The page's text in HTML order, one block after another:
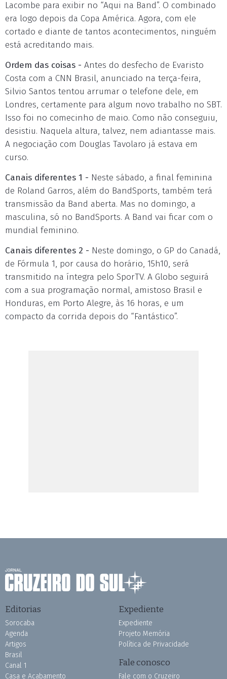
Lacombe para exibir no “Aqui na Band”. O combinado
era logo depois da Copa América. Agora, com ele
cortado e diante de tantos acontecimentos, ninguém
está acreditando mais.
Ordem das coisas - Antes do desfecho de Evaristo
Costa com a CNN Brasil, anunciado na terça-feira,
Silvio Santos tentou arrumar o telefone dele, em
Londres, certamente para algum novo trabalho no SBT.
Isso foi no comecinho de maio. Como não conseguiu,
desistiu. Naquela altura, talvez, nem adiantasse mais.
A negociação com Douglas Tavolaro já estava em
curso.
Canais diferentes 1 - Neste sábado, a final feminina
de Roland Garros, além do BandSports, também terá
transmissão da Band aberta. Mas no domingo, a
masculina, só no BandSports. A Band vai ficar com o
mundial feminino.
Canais diferentes 2 - Neste domingo, o GP do Canadá,
de Fórmula 1, por causa do horário, 15h10, será
transmitido na íntegra pelo SporTV. A Globo seguirá
com a sua programação normal, amistoso Brasil e
Honduras, em Porto Alegre, às 16 horas, e um
compacto da corrida depois do “Fantástico”.
Editorias
Sorocaba
Agenda
Artigos
Brasil
Canal 1
Casa e Acabamento
Expediente
Expediente
Projeto Memória
Política de Privacidade
Fale conosco
Fale com o Cruzeiro